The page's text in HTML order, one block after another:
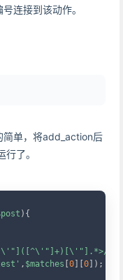
连接到该动作。
简单，将add_action后
了。
) {
i'
, $matches 0 0 ) ;